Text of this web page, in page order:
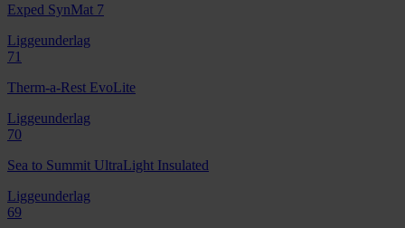
Exped SynMat 7
Liggeunderlag
71
Therm-a-Rest EvoLite
Liggeunderlag
70
Sea to Summit UltraLight Insulated
Liggeunderlag
69